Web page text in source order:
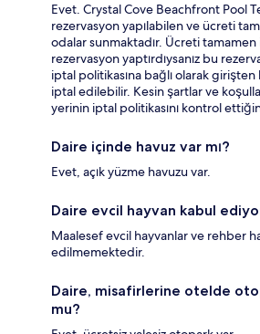
Evet. Crystal Cove Beachfront Pool
rezervasyon yapılabilen ve ücreti
odalar sunmaktadır. Ücreti
rezervasyon yaptırdıysanız bu
iptal politikasına bağlı olarak
iptal edilebilir. Kesin şartlar ve
yerinin iptal politikasını kontrol
Daire içinde havuz var mı?
Evet, açık yüzme havuzu var.
Daire evcil hayvan kabul
Maalesef evcil hayvanlar ve rehber
edilmemektedir.
Daire, misafirlerine otelde
mu?